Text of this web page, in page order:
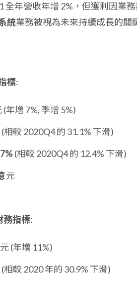
全年營收年增 2%，但獲利因業
統業務被視為未來持續成長的關
標:
(年增 7%, 季增 5%)
(相較 2020Q4 的 31.1% 下滑)
(相較 2020Q4 的 12.4% 下滑)
元
務指標:
(年增 11%)
(相較 2020 年的 30.9% 下滑)